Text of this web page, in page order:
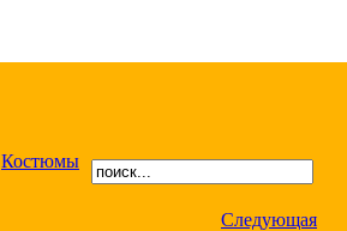
Костюмы
Следующая